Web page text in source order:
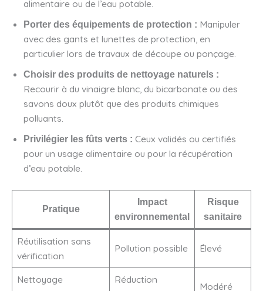
alimentaire ou de l’eau potable.
Porter des équipements de protection : Manipuler
avec des gants et lunettes de protection, en
particulier lors de travaux de découpe ou ponçage.
Choisir des produits de nettoyage naturels :
Recourir à du vinaigre blanc, du bicarbonate ou des
savons doux plutôt que des produits chimiques
polluants.
Privilégier les fûts verts : Ceux validés ou certifiés
pour un usage alimentaire ou pour la récupération
d’eau potable.
Pratique
Impact
environnemental
Risque
sanitaire
Réutilisation sans
vérification
Pollution possible Élevé
Nettoyage
Réduction
Modéré